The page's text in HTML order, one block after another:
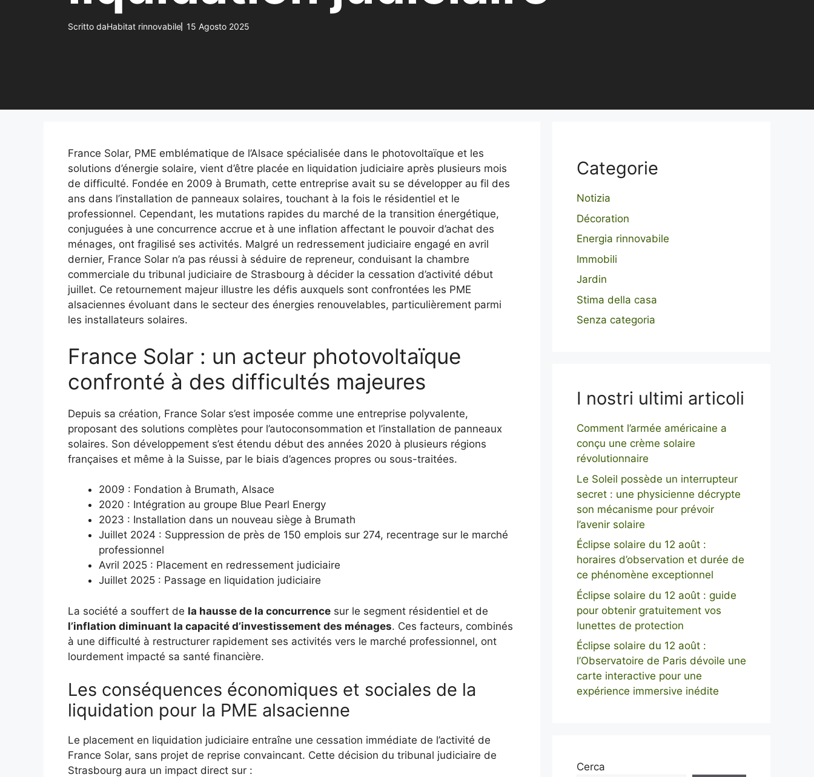
Scritto daHabitat rinnovabile 15 Agosto 2025
France Solar, PME emblématique de l’Alsace spécialisée dans le photovoltaïque et les
solutions d’énergie solaire, vient d’être placée en liquidation judiciaire après plusieurs mois
de difficulté. Fondée en 2009 à Brumath, cette entreprise avait su se développer au fil des
ans dans l’installation de panneaux solaires, touchant à la fois le résidentiel et le
professionnel. Cependant, les mutations rapides du marché de la transition énergétique,
conjuguées à une concurrence accrue et à une inflation affectant le pouvoir d’achat des
ménages, ont fragilisé ses activités. Malgré un redressement judiciaire engagé en avril
dernier, France Solar n’a pas réussi à séduire de repreneur, conduisant la chambre
commerciale du tribunal judiciaire de Strasbourg à décider la cessation d’activité début
juillet. Ce retournement majeur illustre les défis auxquels sont confrontées les PME
alsaciennes évoluant dans le secteur des énergies renouvelables, particulièrement parmi
les installateurs solaires.
France Solar : un acteur photovoltaïque
confronté à des difficultés majeures
Depuis sa création, France Solar s’est imposée comme une entreprise polyvalente,
proposant des solutions complètes pour l’autoconsommation et l’installation de panneaux
solaires. Son développement s’est étendu début des années 2020 à plusieurs régions
françaises et même à la Suisse, par le biais d’agences propres ou sous-traitées.
2009 : Fondation à Brumath, Alsace
2020 : Intégration au groupe Blue Pearl Energy
2023 : Installation dans un nouveau siège à Brumath
Juillet 2024 : Suppression de près de 150 emplois sur 274, recentrage sur le marché
professionnel
Avril 2025 : Placement en redressement judiciaire
Juillet 2025 : Passage en liquidation judiciaire
La société a souffert de la hausse de la concurrence sur le segment résidentiel et de
l’inflation diminuant la capacité d’investissement des ménages. Ces facteurs, combinés
à une difficulté à restructurer rapidement ses activités vers le marché professionnel, ont
lourdement impacté sa santé financière.
Les conséquences économiques et sociales de la
liquidation pour la PME alsacienne
Le placement en liquidation judiciaire entraîne une cessation immédiate de l’activité de
France Solar, sans projet de reprise convaincant. Cette décision du tribunal judiciaire de
Strasbourg aura un impact direct sur :
Categorie
Notizia
Décoration
Energia rinnovabile
Immobili
Jardin
Stima della casa
Senza categoria
I nostri ultimi articoli
Comment l’armée américaine a
conçu une crème solaire
révolutionnaire
Le Soleil possède un interrupteur
secret : une physicienne décrypte
son mécanisme pour prévoir
l’avenir solaire
Éclipse solaire du 12 août :
horaires d’observation et durée de
ce phénomène exceptionnel
Éclipse solaire du 12 août : guide
pour obtenir gratuitement vos
lunettes de protection
Éclipse solaire du 12 août :
l’Observatoire de Paris dévoile une
carte interactive pour une
expérience immersive inédite
Cerca